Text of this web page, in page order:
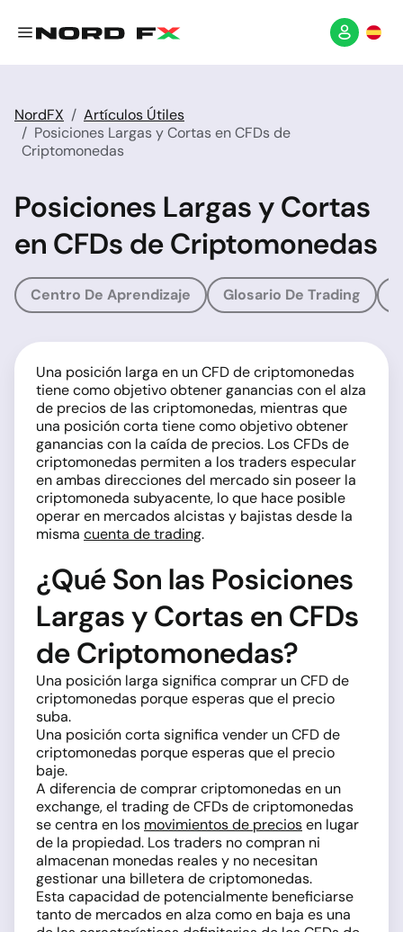
NordFX
Artículos Útiles
Posiciones Largas y Cortas en CFDs de
Criptomonedas
Posiciones Largas y Cortas
en CFDs de Criptomonedas
Centro De Aprendizaje Glosario De Trading
Una posición larga en un CFD de criptomonedas
tiene como objetivo obtener ganancias con el alza
de precios de las criptomonedas, mientras que
una posición corta tiene como objetivo obtener
ganancias con la caída de precios. Los CFDs de
criptomonedas permiten a los traders especular
en ambas direcciones del mercado sin poseer la
criptomoneda subyacente, lo que hace posible
operar en mercados alcistas y bajistas desde la
misma cuenta de trading.
¿Qué Son las Posiciones
Largas y Cortas en CFDs
de Criptomonedas?
Una posición larga significa comprar un CFD de
criptomonedas porque esperas que el precio
suba.
Una posición corta significa vender un CFD de
criptomonedas porque esperas que el precio
baje.
A diferencia de comprar criptomonedas en un
exchange, el trading de CFDs de criptomonedas
se centra en los movimientos de preciosen lugar
de la propiedad. Los traders no compran ni
almacenan monedas reales y no necesitan
gestionar una billetera de criptomonedas.
Esta capacidad de potencialmente beneficiarse
tanto de mercados en alza como en baja es una